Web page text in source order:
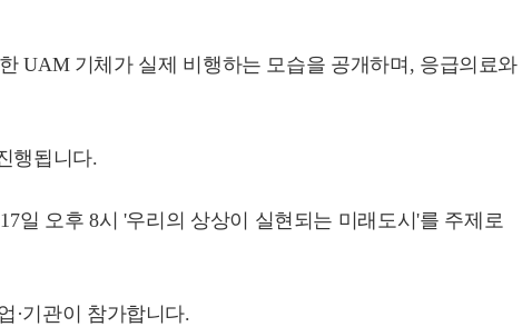
UAM 기체가 실제 비행하는 모습을 공개하며, 응급의료와
행됩니다.
일 오후 8시 '우리의 상상이 실현되는 미래도시'를 주제로
·기관이 참가합니다.